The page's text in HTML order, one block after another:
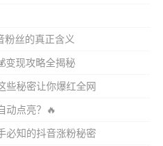
粉丝的真正含义
变现攻略全揭秘
些秘密让你爆红全网
动点亮？🔥
必知的抖音涨粉秘密